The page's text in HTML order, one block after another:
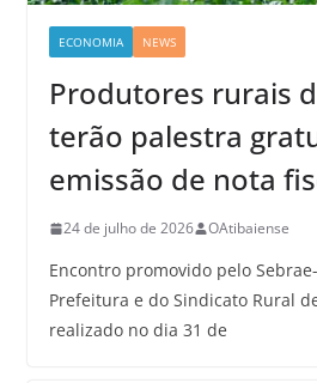
ECONOMIA NEWS
Produtores rurais
terão palestra
emissão de nota
24 de julho de 2026 OAtibaiense
Encontro promovido pelo
Prefeitura e do Sindicato Rural
realizado no dia 31 de